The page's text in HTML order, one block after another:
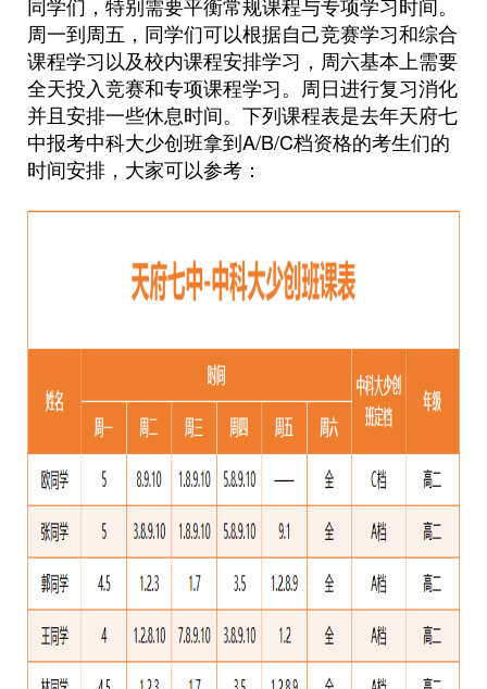
周一到周五，同学们可以根据自己竞赛学习和综合
课程学习以及校内课程安排学习，周六基本上需要
全天投入竞赛和专项课程学习。周日进行复习消化
并且安排一些休息时间。下列课程表是去年天府七
中报考中科大少创班拿到A/B/C档资格的考生们的
时间安排，大家可以参考：